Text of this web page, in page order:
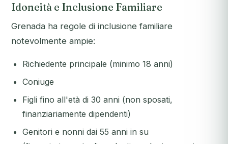
Idoneità e Inclusione Familiare
Grenada ha regole di inclusione familiare
notevolmente ampie:
Richiedente principale (minimo 18 anni)
Coniuge
Figli fino all'età di 30 anni (non sposati,
finanziariamente dipendenti)
Genitori e nonni dai 55 anni in su